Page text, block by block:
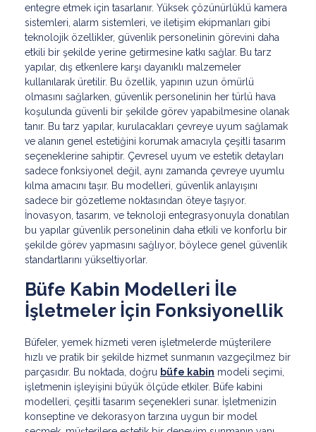
entegre etmek için tasarlanır. Yüksek çözünürlüklü kamera
sistemleri, alarm sistemleri, ve iletişim ekipmanları gibi
teknolojik özellikler, güvenlik personelinin görevini daha
etkili bir şekilde yerine getirmesine katkı sağlar. Bu tarz
yapılar, dış etkenlere karşı dayanıklı malzemeler
kullanılarak üretilir. Bu özellik, yapının uzun ömürlü
olmasını sağlarken, güvenlik personelinin her türlü hava
koşulunda güvenli bir şekilde görev yapabilmesine olanak
tanır. Bu tarz yapılar, kurulacakları çevreye uyum sağlamak
ve alanın genel estetiğini korumak amacıyla çeşitli tasarım
seçeneklerine sahiptir. Çevresel uyum ve estetik detayları
sadece fonksiyonel değil, aynı zamanda çevreye uyumlu
kılma amacını taşır. Bu modelleri, güvenlik anlayışını
sadece bir gözetleme noktasından öteye taşıyor.
İnovasyon, tasarım, ve teknoloji entegrasyonuyla donatılan
bu yapılar güvenlik personelinin daha etkili ve konforlu bir
şekilde görev yapmasını sağlıyor, böylece genel güvenlik
standartlarını yükseltiyorlar.
Büfe Kabin Modelleri İle
İşletmeler İçin Fonksiyonellik
Büfeler, yemek hizmeti veren işletmelerde müşterilere
hızlı ve pratik bir şekilde hizmet sunmanın vazgeçilmez bir
parçasıdır. Bu noktada, doğru büfe kabin modeli seçimi,
işletmenin işleyişini büyük ölçüde etkiler. Büfe kabini
modelleri, çeşitli tasarım seçenekleri sunar. İşletmenizin
konseptine ve dekorasyon tarzına uygun bir model